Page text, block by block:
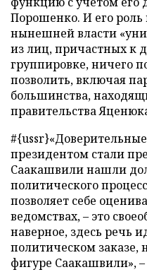
Порошенко. И его
нынешней власти
из лиц, причастных к
группировке, ничего
позволить, включая
большинства,
правительства
президентом стали
Саакашвили нашли
политического
позволяет себе
ведомствах, – это
наверное, здесь речь
политическом заказе,
фигуре Саакашвили», –